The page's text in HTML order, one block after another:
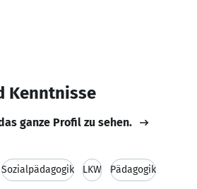
Kenntnisse
ganze Profil zu sehen.
Sozialpädagogik LKW Pädagogik